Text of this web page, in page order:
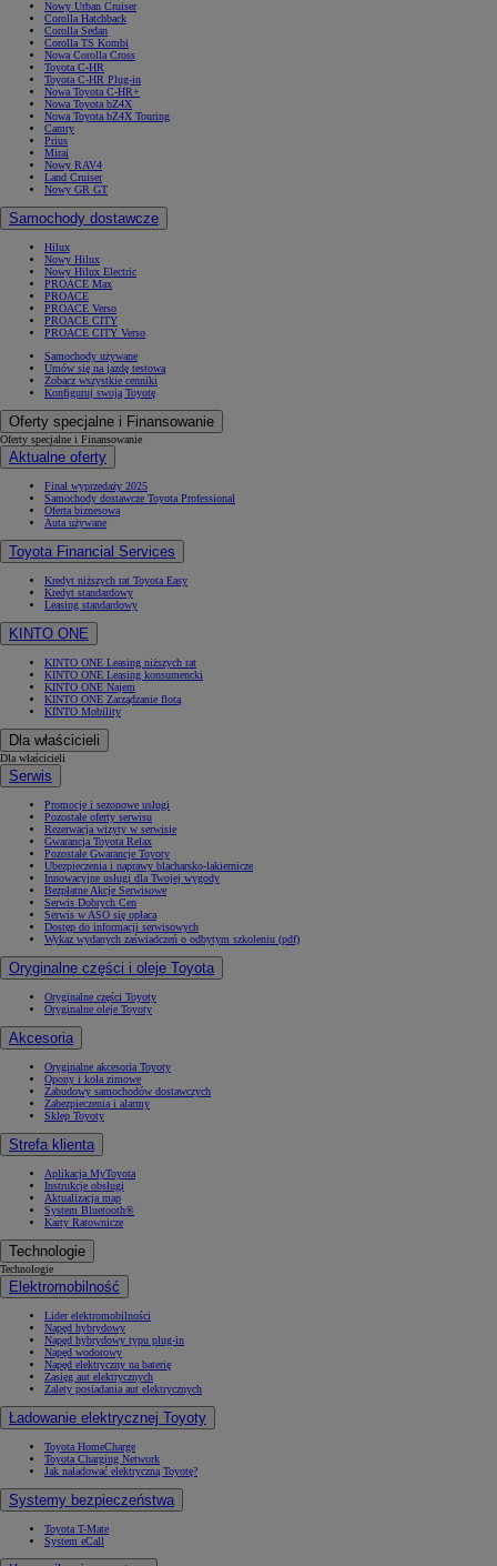
Nowy Urban Cruiser
Corolla Hatchback
Corolla Sedan
Corolla TS Kombi
Nowa Corolla Cross
Toyota C-HR
Toyota C-HR Plug-in
Nowa Toyota C-HR+
Nowa Toyota bZ4X
Nowa Toyota bZ4X Touring
Camry
Prius
Mirai
Nowy RAV4
Land Cruiser
Nowy GR GT
Samochody dostawcze
Hilux
Nowy Hilux
Nowy Hilux Electric
PROACE Max
PROACE
PROACE Verso
PROACE CITY
PROACE CITY Verso
Samochody używane
Umów się na jazdę testową
Zobacz wszystkie cenniki
Konfiguruj swoją Toyotę
Oferty specjalne i Finansowanie
Oferty specjalne i Finansowanie
Aktualne oferty
Finał wyprzedaży 2025
Samochody dostawcze Toyota Professional
Oferta biznesowa
Auta używane
Toyota Financial Services
Kredyt niższych rat Toyota Easy
Kredyt standardowy
Leasing standardowy
KINTO ONE
KINTO ONE Leasing niższych rat
KINTO ONE Leasing konsumencki
KINTO ONE Najem
KINTO ONE Zarządzanie flotą
KINTO Mobility
Dla właścicieli
Dla właścicieli
Serwis
Promocje i sezonowe usługi
Pozostałe oferty serwisu
Rezerwacja wizyty w serwisie
Gwarancja Toyota Relax
Pozostałe Gwarancje Toyoty
Ubezpieczenia i naprawy blacharsko-lakiernicze
Innowacyjne usługi dla Twojej wygody
Bezpłatne Akcje Serwisowe
Serwis Dobrych Cen
Serwis w ASO się opłaca
Dostęp do informacji serwisowych
Wykaz wydanych zaświadczeń o odbytym szkoleniu (pdf)
Oryginalne części i oleje Toyota
Oryginalne części Toyoty
Oryginalne oleje Toyoty
Akcesoria
Oryginalne akcesoria Toyoty
Opony i koła zimowe
Zabudowy samochodów dostawczych
Zabezpieczenia i alarmy
Sklep Toyoty
Strefa klienta
Aplikacja MyToyota
Instrukcje obsługi
Aktualizacja map
System Bluetooth®
Karty Ratownicze
Technologie
Technologie
Elektromobilność
Lider elektromobilności
Napęd hybrydowy
Napęd hybrydowy typu plug-in
Napęd wodorowy
Napęd elektryczny na baterię
Zasięg aut elektrycznych
Zalety posiadania aut elektrycznych
Ładowanie elektrycznej Toyoty
Toyota HomeCharge
Toyota Charging Network
Jak naładować elektryczną Toyotę?
Systemy bezpieczeństwa
Toyota T-Mate
System eCall